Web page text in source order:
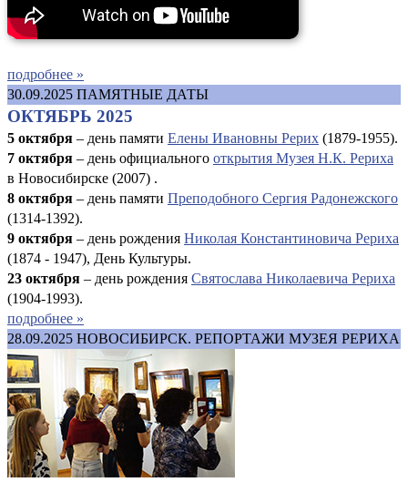
подробнее »
30.09.2025 ПАМЯТНЫЕ ДАТЫ
ОКТЯБРЬ 2025
5 октября – день памяти Елены Ивановны Рерих (1879-1955).
7 октября – день официального открытия Музея Н.К. Рериха
в Новосибирске (2007) .
8 октября – день памяти Преподобного Сергия Радонежского
(1314-1392).
9 октября – день рождения Николая Константиновича Рериха
(1874 - 1947), День Культуры.
23 октября – день рождения Святослава Николаевича Рериха
(1904-1993).
подробнее »
28.09.2025 НОВОСИБИРСК. РЕПОРТАЖИ МУЗЕЯ РЕРИХА